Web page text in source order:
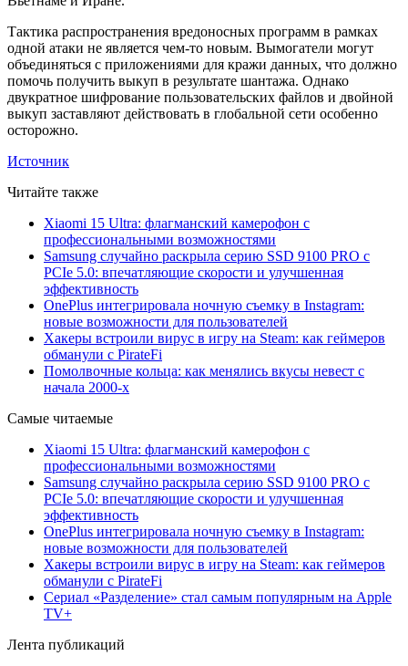
Тактика распространения вредоносных программ в рамках
одной атаки не является чем-то новым. Вымогатели могут
объединяться с приложениями для кражи данных, что должно
помочь получить выкуп в результате шантажа. Однако
двукратное шифрование пользовательских файлов и двойной
выкуп заставляют действовать в глобальной сети особенно
осторожно.
Источник
Читайте также
Xiaomi 15 Ultra: флагманский камерофон с
профессиональными возможностями
Samsung случайно раскрыла серию SSD 9100 PRO с
PCIe 5.0: впечатляющие скорости и улучшенная
эффективность
OnePlus интегрировала ночную съемку в Instagram:
новые возможности для пользователей
Хакеры встроили вирус в игру на Steam: как геймеров
обманули с PirateFi
Помолвочные кольца: как менялись вкусы невест с
начала 2000-х
Самые читаемые
Xiaomi 15 Ultra: флагманский камерофон с
профессиональными возможностями
Samsung случайно раскрыла серию SSD 9100 PRO с
PCIe 5.0: впечатляющие скорости и улучшенная
эффективность
OnePlus интегрировала ночную съемку в Instagram:
новые возможности для пользователей
Хакеры встроили вирус в игру на Steam: как геймеров
обманули с PirateFi
Сериал «Разделение» стал самым популярным на Apple
TV+
Лента публикаций